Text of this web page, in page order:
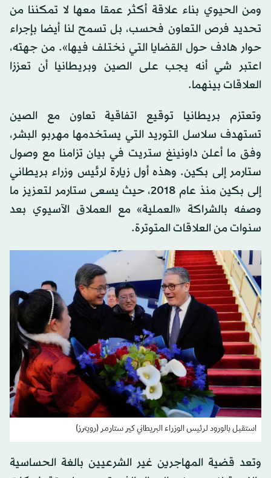
ومن الحيوي بناء علاقة أكثر عمقا معها لا تمكننا من
تحديد فرص التعاون فحسب، بل تسمح لنا أيضا بإجراء
حوار هادف حول القضايا التي نختلف فيها». من جهته،
اعتبر شي أنه يجب على الصين وبريطانيا أن تعززا
العلاقات بينهما.
وتعتزم بريطانيا توقيع اتفاقية تعاون مع الصين
تستهدف سلاسل التوريد التي يستخدمها مهربو البشر،
وفق ما أعلن داونينغ ستريت في بيان تزامنا مع وصول
ستارمر إلى بكين. وهذه أول زيارة لرئيس وزراء بريطاني
إلى بكين منذ عام 2018، حيث يسعى ستارمر لتعزيز ما
وصفه بالشراكة «العملية» مع العملاق الآسيوي بعد
سنوات من العلاقات المتوترة.
استقبل بالورود لرئيس الوزراء البريطاني كير ستارمر (رويترز)
وتعد قضية المهاجرين غير الشرعيين بالغة الحساسية